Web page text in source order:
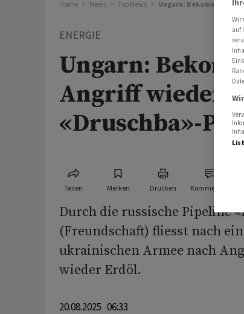
Home News Top News Ungarn: Bekommen
ENERGIE
Ungarn:
Angriff wieder
«Druschba»-
Teilen Merken Drucken Kommentare
Durch die russische Pipeline
(Freundschaft) fliesst nach
ukrainischen Armee nach
wieder Erdöl.
20.08.2025 06:33
Wir
auf